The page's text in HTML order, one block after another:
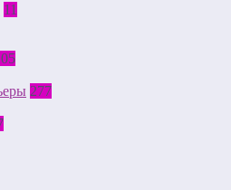
11
277